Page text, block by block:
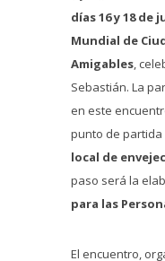
días 16 y 18 de
Mundial de
Amigables,
Sebastián. La
en este
punto de
local de
paso será la
para las
El encuentro,